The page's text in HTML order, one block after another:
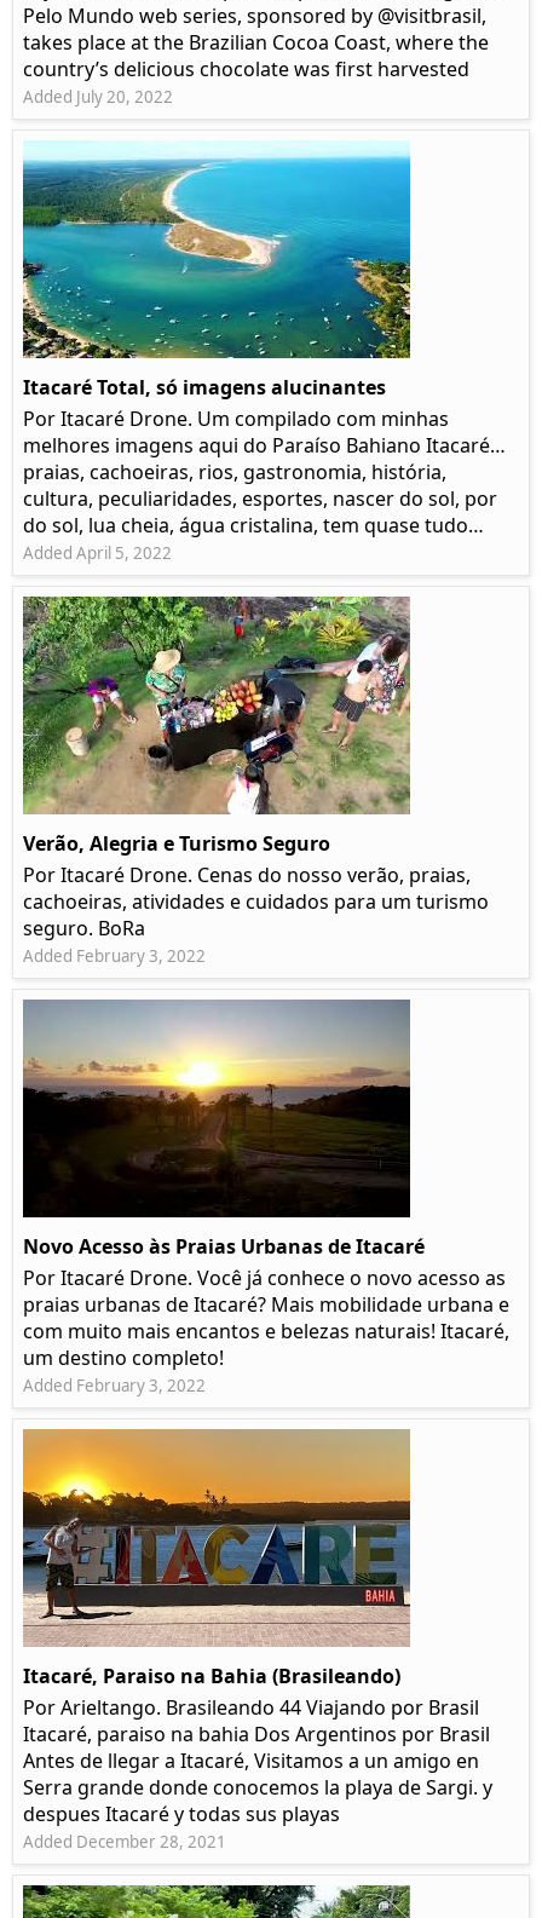
Pelo Mundo web series, sponsored by @visitbrasil,
takes place at the Brazilian Cocoa Coast, where the
country’s delicious chocolate was first harvested
Added July 20, 2022
Itacaré Total, só imagens alucinantes
Por Itacaré Drone. Um compilado com minhas
melhores imagens aqui do Paraíso Bahiano Itacaré…
praias, cachoeiras, rios, gastronomia, história,
cultura, peculiaridades, esportes, nascer do sol, por
do sol, lua cheia, água cristalina, tem quase tudo…
Added April 5, 2022
Verão, Alegria e Turismo Seguro
Por Itacaré Drone. Cenas do nosso verão, praias,
cachoeiras, atividades e cuidados para um turismo
seguro. BoRa
Added February 3, 2022
Novo Acesso às Praias Urbanas de Itacaré
Por Itacaré Drone. Você já conhece o novo acesso as
praias urbanas de Itacaré? Mais mobilidade urbana e
com muito mais encantos e belezas naturais! Itacaré,
um destino completo!
Added February 3, 2022
Itacaré, Paraiso na Bahia (Brasileando)
Por Arieltango. Brasileando 44 Viajando por Brasil
Itacaré, paraiso na bahia Dos Argentinos por Brasil
Antes de llegar a Itacaré, Visitamos a un amigo en
Serra grande donde conocemos la playa de Sargi. y
despues Itacaré y todas sus playas
Added December 28, 2021